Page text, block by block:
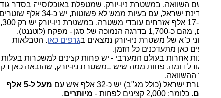
השוואה, במשטרת ניו-יורק, שמטפלת באוכלוסייה בסדר גודל
של מדינת ישראל, עם בעיות ממש לא פשוטות, יש כ-34 אלף שוטרים
ועוד כ-17 אלף אזרחים עובדי משטרה. במשטרת ניו-יורק יש רק 2,300
הנמוכה של סגן - מפקח (לוטננט).
כ"א של משטרת ניו-יורק נמצאים בגרפים כאן. הטבלאות
כאן מתעדכנים כל הזמן.
אחרות בעולם המערבי - יש פחות קצינים למשטרות בעלות
דומה, פחות ממה שיש במשטרת ניו-יורק, שהובאה כאן רק
ההשוואה.
(כולל מג"ב) יש כ-32 אלף איש עם
מעל ל-5 אלף
. כלומר: 2,000 קצינים לפחות - מיותרים.